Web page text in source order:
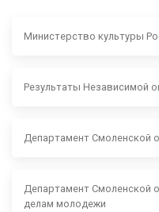
Министерство культуры
Результаты Независимой
Департамент Смоленской
Департамент Смоленской
делам молодежи